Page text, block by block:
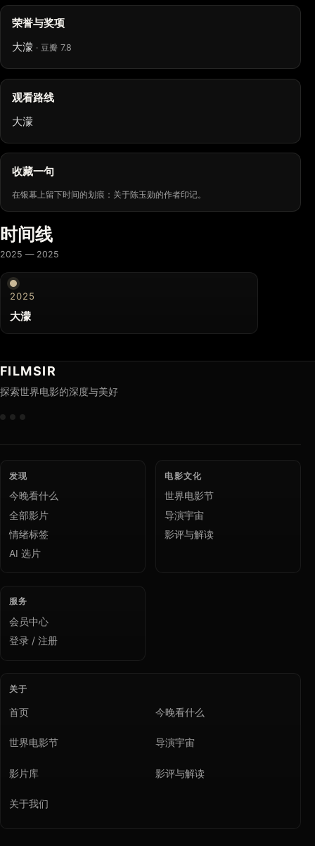
荣誉与奖项
大濛 · 豆瓣 7.8
观看路线
大濛
收藏一句
在银幕上留下时间的划痕：关于陈玉勋的作者印记。
时间线
2025 — 2025
2025
大濛
FILMSIR
探索世界电影的深度与美好
发现
今晚看什么
全部影片
情绪标签
AI 选片
电影文化
世界电影节
导演宇宙
影评与解读
服务
会员中心
登录 / 注册
关于
首页 今晚看什么
世界电影节 导演宇宙
影片库 影评与解读
关于我们